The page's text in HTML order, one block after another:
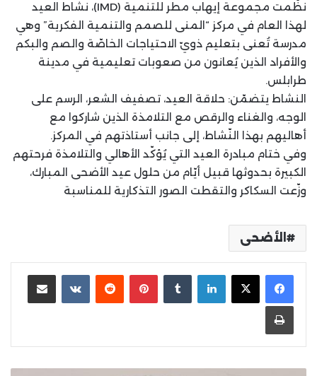
نظّمت مجموعة إيهاب مطر للتنمية (IMD)، نشاط العيد
لهذا العام في مركز “المنى للصمم والتنمية الفكرية” وهي
مدرسة تُعنى بتعليم ذويّ الاحتياجات الخاصّة والصم والبكم
والأفراد الذين يُعانون من صعوبات تعليمية في مدينة
طرابلس.
النشاط يتضمّن: حلاقة العيد، تصفيف الشعر، الرسم على
الوجه، والغناء والرقص مع التلامذة الذين شاركوا مع
أهاليهم بهذا النّشاط، إلى جانب أستاذتهم في المركز.
وفي ختام مبادرة العيد التي يُؤكّد الأهالي والتلامذة فرحتهم
الكبيرة بحدوثها قبيل أيّام من حلول عيد الأضحى المبارك،
وزّعت السكاكر والتقطت الصور التذكارية للمناسبة
الأضحى
لينكدإن بينتيريست مشاركة عبر البريد
طباعة